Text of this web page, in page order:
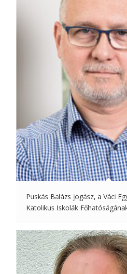
Puskás Balázs jogász, a Váci
Katolikus Iskolák